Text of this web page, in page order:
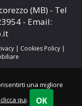
una migliore
clicca qui. OK
(MB) - Tel
- Email:
| Cookies Policy |